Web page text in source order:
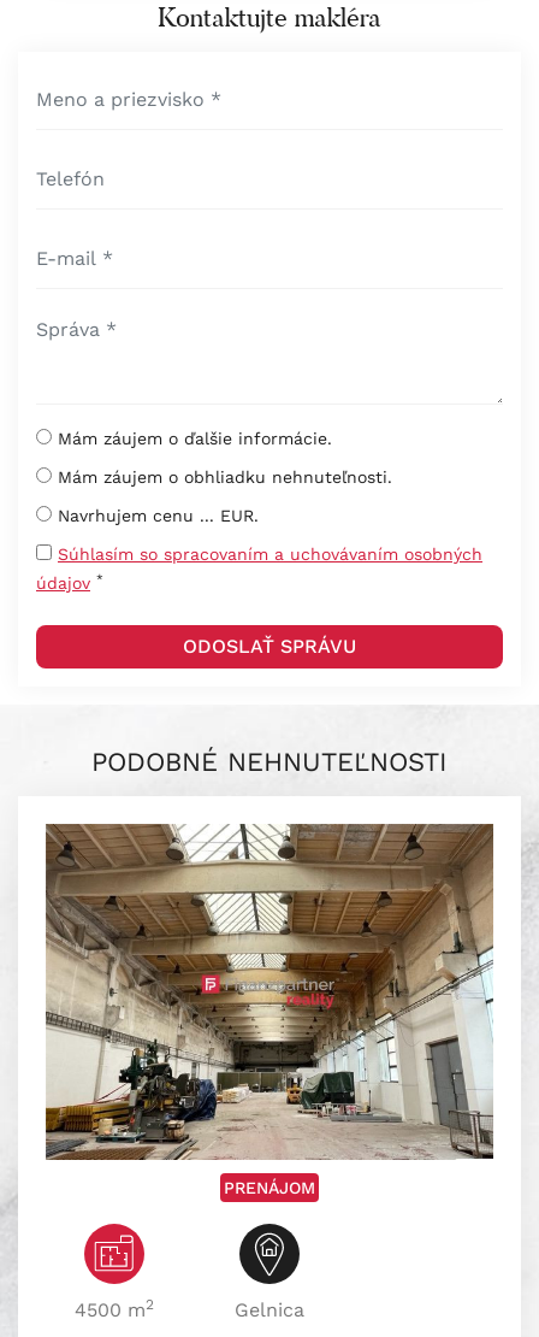
Kontaktujte makléra
Mám záujem o ďalšie informácie.
Mám záujem o obhliadku nehnuteľnosti.
Navrhujem cenu ... EUR.
Súhlasím so spracovaním a uchovávaním osobných
údajov *
PODOBNÉ NEHNUTEĽNOSTI
PRENÁJOM
4500 m2 Gelnica